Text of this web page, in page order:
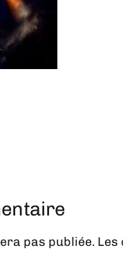
pas publiée. Les